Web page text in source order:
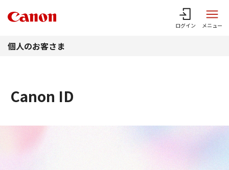
ログイン メニュー
個人のお客さま
Canon ID